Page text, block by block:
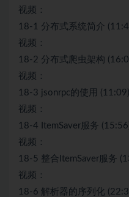
视频：
18-1 分布式系统简介
视频：
18-2 分布式爬虫架构
视频：
18-3 jsonrpc的使用 (11:09)
视频：
18-4 ItemSaver服务
视频：
18-5 整合ItemSaver服务
视频：
18-6 解析器的序列化